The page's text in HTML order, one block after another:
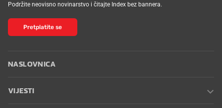
Podržite neovisno novinarstvo i čitajte Index bez bannera.
Pretplatite se
NASLOVNICA
VIJESTI